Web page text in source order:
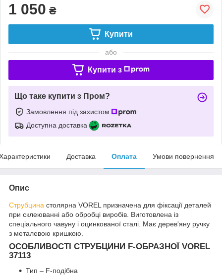
1 050 ₴
Купити
або
Купити з
Що таке купити з Пром?
Замовлення під захистом
Доступна доставка
Доставка Оплата Умови повернення
Опис
Струбцина столярна VOREL призначена для фіксації деталей
при склеюванні або обробці виробів. Виготовлена із
спеціального чавуну і оцинкованої сталі. Має дерев'яну ручку
з металевою кришкою.
ОСОБЛИВОСТІ СТРУБЦИНИ F-ОБРАЗНОЇ VOREL
37113
Тип – F-подібна